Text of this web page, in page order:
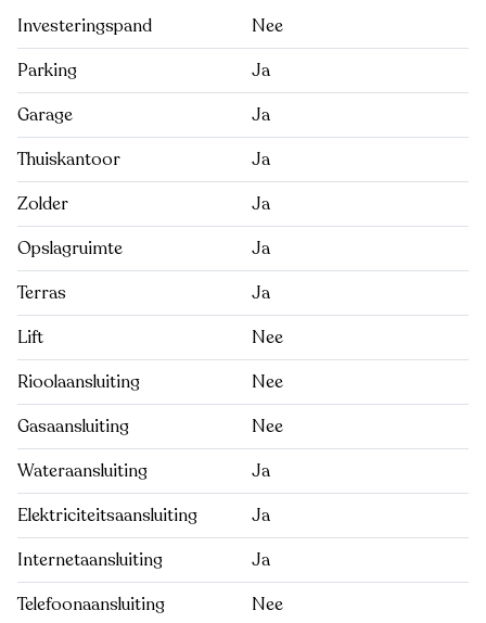
Investeringspand
Nee
Parking
Ja
Garage
Ja
Thuiskantoor
Ja
Zolder
Ja
Opslagruimte
Ja
Terras
Ja
Lift
Nee
Rioolaansluiting
Nee
Gasaansluiting
Nee
Wateraansluiting
Ja
Elektriciteitsaansluiting
Ja
Internetaansluiting
Ja
Telefoonaansluiting
Nee